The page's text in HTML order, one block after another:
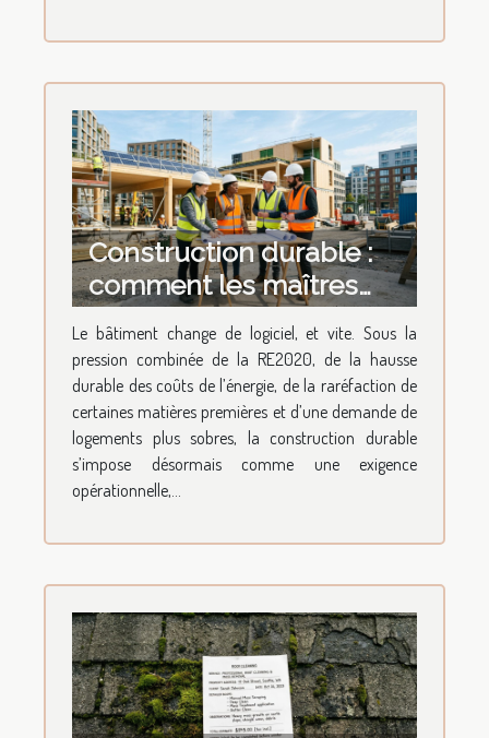
Construction durable :
comment les maîtres
d’œuvre revoient leurs
méthodes
Le bâtiment change de logiciel, et vite. Sous la
pression combinée de la RE2020, de la hausse
durable des coûts de l’énergie, de la raréfaction de
certaines matières premières et d’une demande de
logements plus sobres, la construction durable
s’impose désormais comme une exigence
opérationnelle,...